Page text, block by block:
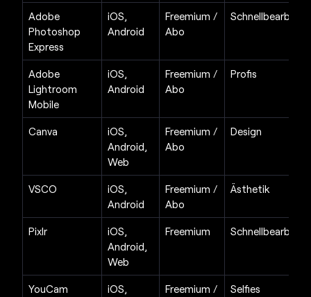
Adobe
Photoshop
Express
iOS,
Android
Freemium /
Abo
Adobe
Lightroom
Mobile
iOS,
Android
Freemium /
Abo
Profis
Canva
iOS,
Android,
Web
Freemium /
Abo
Design
VSCO
iOS,
Android
Freemium /
Abo
Ästhetik
Pixlr
iOS,
Android,
Web
Freemium
YouCam
iOS,
Freemium /
Selfies